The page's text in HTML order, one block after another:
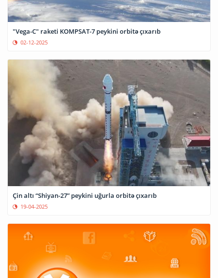
"Vega-C" raketi KOMPSAT-7 peykini orbitə çıxarıb
02-12-2025
Çin altı “Shiyan-27” peykini uğurla orbitə çıxarıb
19-04-2025